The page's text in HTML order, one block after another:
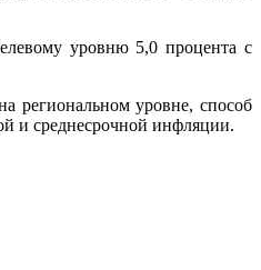
уровню 5,0 процента с
региональном уровне, способ
и среднесрочной инфляции.